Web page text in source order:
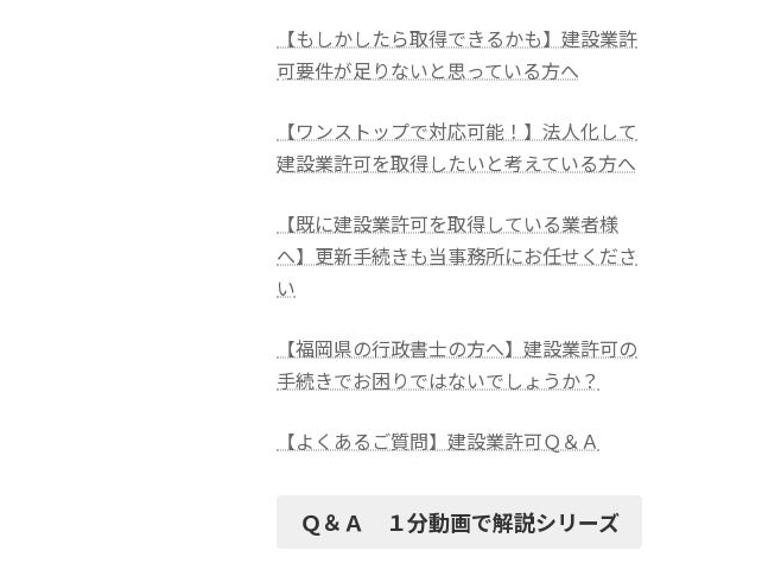
【もしかしたら取得できるかも】建設業許
可要件が足りないと思っている方へ
【ワンストップで対応可能！】法人化して
建設業許可を取得したいと考えている方へ
【既に建設業許可を取得している業者様
へ】更新手続きも当事務所にお任せくださ
い
【福岡県の行政書士の方へ】建設業許可の
手続きでお困りではないでしょうか？
【よくあるご質問】建設業許可Ｑ＆Ａ
Ｑ＆Ａ １分動画で解説シリーズ